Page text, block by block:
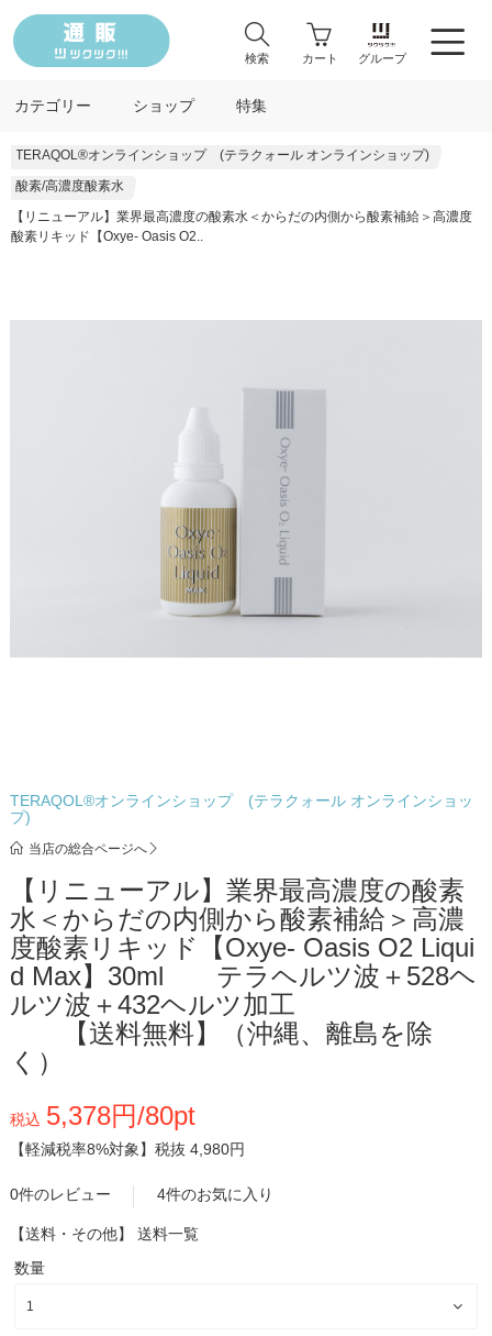
検索 カート グループ
カテゴリー ショップ 特集
TERAQOL®オンラインショップ (テラクォール オンラインショップ)
酸素/高濃度酸素水
【リニューアル】業界最高濃度の酸素水＜からだの内側から酸素補給＞高濃度
酸素リキッド【Oxye- Oasis O2..
TERAQOL®オンラインショップ (テラクォール オンラインショッ
プ)
当店の総合ページへ
【リニューアル】業界最高濃度の酸素
水＜からだの内側から酸素補給＞高濃
度酸素リキッド【Oxye- Oasis O2 Liqui
d Max】30ml テラヘルツ波＋528ヘ
ルツ波＋432ヘルツ加工
【送料無料】（沖縄、離島を除
く）
税込 5,378円/80pt
【軽減税率8%対象】 税抜 4,980円
0件のレビュー 4件のお気に入り
【送料・その他】 送料一覧
数量